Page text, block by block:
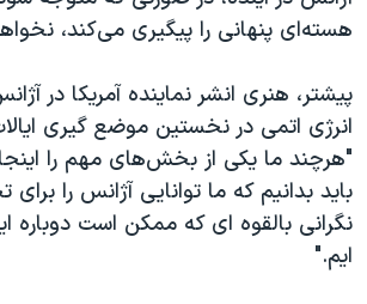
هسته‌ای پنهانی را پیگیری می‌کند،
پیشتر، هنری انشر نماینده آمریکا در
انرژی اتمی در نخستین موضع گیری
"هرچند ما یکی از بخش‌های مهم را اینجا
باید بدانیم که ما توانایی آژانس را برای
نگرانی بالقوه ای که ممکن است دوباره
ایم."